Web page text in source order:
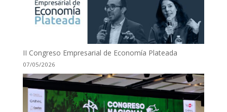
II Congreso Empresarial de Economía Plateada
07/05/2026